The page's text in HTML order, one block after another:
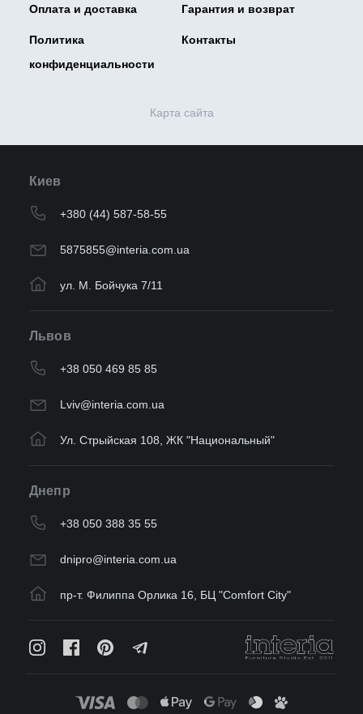
Оплата и доставка Гарантия и возврат
Политика
конфиденциальности
Контакты
Карта сайта
Киев
+380 (44) 587-58-55
5875855@interia.com.ua
ул. М. Бойчука 7/11
Львов
+38 050 469 85 85
Lviv@interia.com.ua
Ул. Стрыйская 108, ЖК "Национальный"
Днепр
+38 050 388 35 55
dnipro@interia.com.ua
пр-т. Филиппа Орлика 16, БЦ "Comfort City"